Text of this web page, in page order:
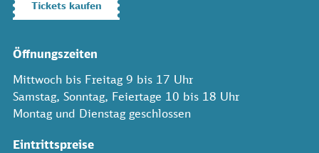
Tickets kaufen
Öffnungszeiten
Mittwoch bis Freitag 9 bis 17 Uhr
Samstag, Sonntag, Feiertage 10 bis 18 Uhr
Montag und Dienstag geschlossen
Eintrittspreise